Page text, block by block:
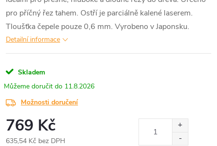
pro příčný řez tahem. Ostří je parciálně kalené laserem.
Tloušťka čepele pouze 0,6 mm. Vyrobeno v Japonsku.
Detailní informace
Skladem
11.8.2026
Možnosti doručení
769 Kč
635,54 Kč bez DPH